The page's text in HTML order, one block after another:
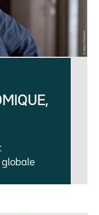
globale